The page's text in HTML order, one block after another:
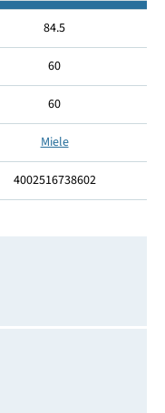
84.5
60
60
Miele
4002516738602